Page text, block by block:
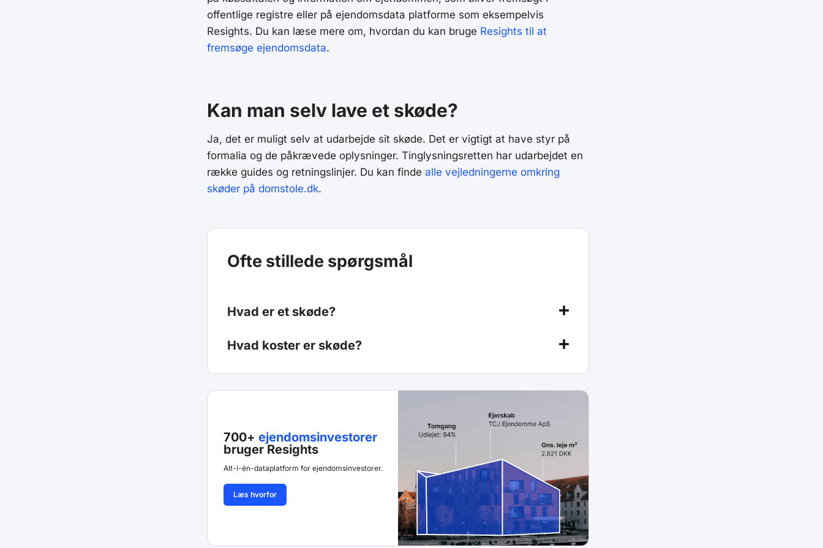
offentlige registre eller på ejendomsdata platforme som eksempelvis
Resights. Du kan læse mere om, hvordan du kan bruge Resights til at
fremsøge ejendomsdata.
Kan man selv lave et skøde?
Ja, det er muligt selv at udarbejde sit skøde. Det er vigtigt at have styr på
formalia og de påkrævede oplysninger. Tinglysningsretten har udarbejdet en
række guides og retningslinjer. Du kan finde alle vejledningerne omkring
skøder på domstole.dk.
Ofte stillede spørgsmål
Hvad er et skøde?
Hvad koster er skøde?
700+ ejendomsinvestorer
bruger Resights
Alt-i-én-dataplatform for ejendomsinvestorer.
Læs hvorfor